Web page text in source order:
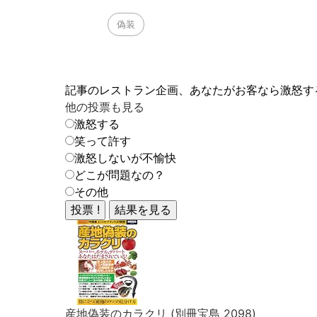
偽装
記事のレストラン企画、あなたがお客なら激怒す
他の投票も見る
激怒する
笑って許す
激怒しないが不愉快
どこが問題なの？
その他
産地偽装のカラクリ (別冊宝島 2098)